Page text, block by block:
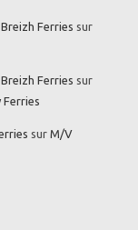
Ferries sur
Ferries sur
Ferries
surM/V